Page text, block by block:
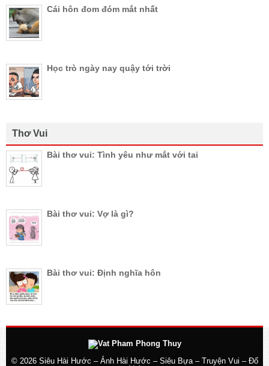
Cái hôn đom đóm mắt nhất
Học trò ngày nay quậy tới trời
Thơ Vui
Bài thơ vui: Tình yêu như mắt với tai
Bài thơ vui: Vợ là gì?
Bài thơ vui: Định nghĩa hôn
© 2026 Siêu Hài Hước – Ảnh Hài Hước – Siêu Bựa – Truyện Vui – Đố